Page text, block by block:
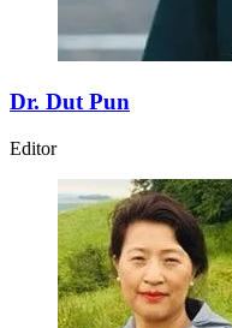
Dr. Dut Pun
Editor